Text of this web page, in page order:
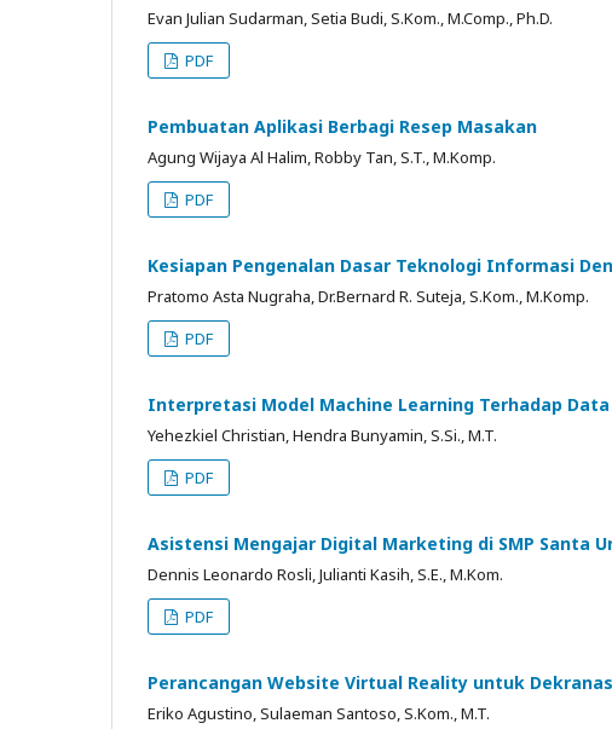
Evan Julian Sudarman, Setia Budi, S.Kom., M.Comp., Ph.D.
PDF
Pembuatan Aplikasi Berbagi Resep Masakan
Agung Wijaya Al Halim, Robby Tan, S.T., M.Komp.
PDF
Kesiapan Pengenalan Dasar Teknologi Informasi
Pratomo Asta Nugraha, Dr.Bernard R. Suteja, S.Kom., M.Komp.
PDF
Interpretasi Model Machine Learning Terhadap
Yehezkiel Christian, Hendra Bunyamin, S.Si., M.T.
PDF
Asistensi Mengajar Digital Marketing di SMP Santa
Dennis Leonardo Rosli, Julianti Kasih, S.E., M.Kom.
PDF
Perancangan Website Virtual Reality untuk
Eriko Agustino, Sulaeman Santoso, S.Kom., M.T.